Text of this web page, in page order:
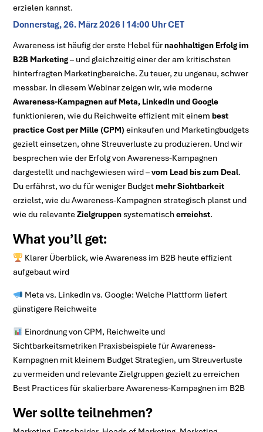
erzielen kannst.
Donnerstag, 26. März 2026 I 14:00 Uhr CET
Awareness ist häufig der erste Hebel fürnachhaltigen Erfolg im
B2B Marketing– und gleichzeitig einer der am kritischsten
hinterfragten Marketingbereiche. Zu teuer, zu ungenau, schwer
messbar. In diesem Webinar zeigen wir, wie moderne
Awareness-Kampagnen auf Meta, LinkedIn und Google
funktionieren, wie du Reichweite effizient mit einembest
practice Cost per Mille (CPM) einkaufen und Marketingbudgets
gezielt einsetzen, ohne Streuverluste zu produzieren. Und wir
besprechen wie der Erfolg von Awareness-Kampagnen
dargestellt und nachgewiesen wird –vom Lead bis zum Deal.
Du erfährst, wo du für weniger Budgetmehr Sichtbarkeit
erzielst, wie du Awareness-Kampagnen strategisch planst und
wie du relevanteZielgruppen systematischerreichst.
What you’ll get:
Klarer Überblick, wie Awareness im B2B heute effizient
aufgebaut wird
Meta vs. LinkedIn vs. Google: Welche Plattform liefert
günstigere Reichweite
Einordnung von CPM, Reichweite und
Sichtbarkeitsmetriken Praxisbeispiele für Awareness-
Kampagnen mit kleinem Budget Strategien, um Streuverluste
zu vermeiden und relevante Zielgruppen gezielt zu erreichen
Best Practices für skalierbare Awareness-Kampagnen im B2B
Wer sollte teilnehmen?